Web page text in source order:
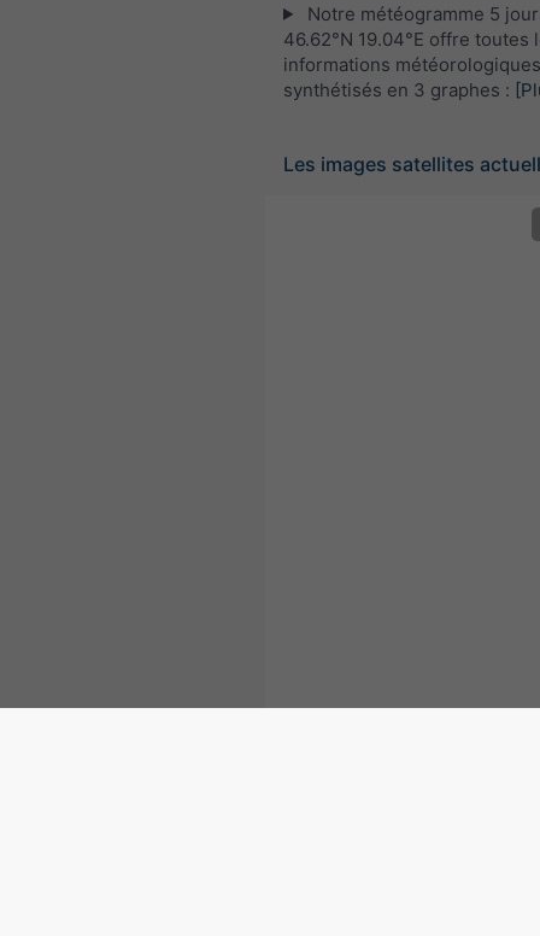
Notre météogramme 5
46.62°N 19.04°E offre toutes
informations météorologiques
synthétisés en 3 graphes :
Les images satellites